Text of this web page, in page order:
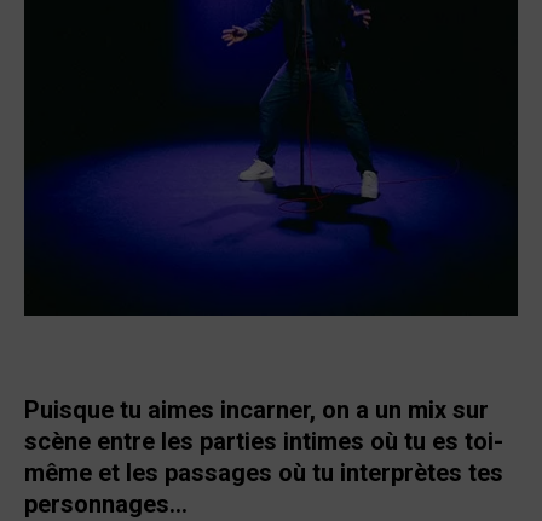
Puisque tu aimes incarner, on a un mix sur
scène entre les parties intimes où tu es toi-
même et les passages où tu interprètes tes
personnages…